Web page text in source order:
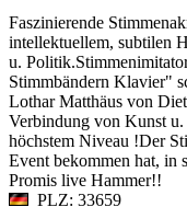
Faszinierende
intellektuellem, subtilen
u.
Stimmbändern Klavier"
Lothar Matthäus von
Verbindung von Kunst
höchstem Niveau !Der
Event bekommen hat, in
Promis live Hammer!!
PLZ: 33659